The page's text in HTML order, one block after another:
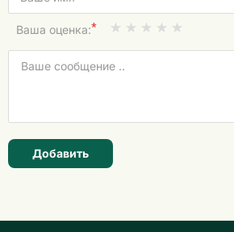
Ваша оценка:*
Добавить